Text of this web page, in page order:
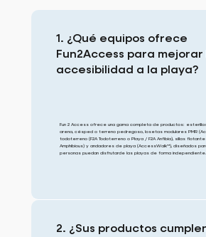
1. ¿Qué equipos ofrece
Fun2Access para mejorar
accesibilidad a la playa?
Fun 2 Access ofrece una gama completa de productos:
arena, césped o terreno pedregoso, losetas modulares PMR
todoterreno (F2A Todoterreno o Playa / F2A Anfibia), sillas
Amphibious) y andadores de playa (AccessWalk™), diseñados
personas puedan disfrutarde las playas de forma independiente.
2. ¿Sus productos